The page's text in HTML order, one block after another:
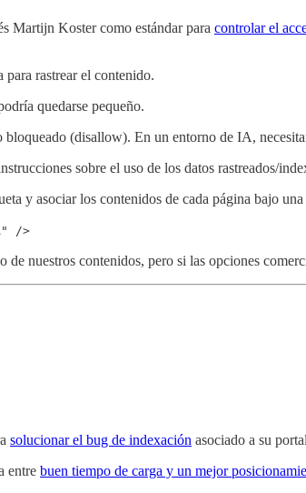
Martijn Koster como estándar para controlar el
rastrear el contenido.
quedarse pequeño.
(disallow). En un entorno de IA,
sobre el uso de los datos rastreados/
y asociar los contenidos de cada página bajo una
/>
nuestros contenidos, pero si las opciones
solucionar el bug de indexación asociado a su
entre buen tiempo de carga y un mejor